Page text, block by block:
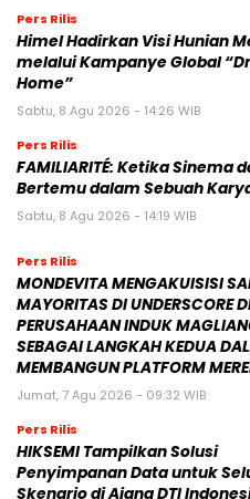
Pers Rilis
Himel Hadirkan Visi Hunian
melalui Kampanye Global
Home”
Sabtu, 8 Agu 2026 - 14:26 WIB
Pers Rilis
FAMILIARITÉ: Ketika Sinema
Bertemu dalam Sebuah
Sabtu, 8 Agu 2026 - 14:19 WIB
Pers Rilis
MONDEVITA MENGAKUISISI
MAYORITAS DI UNDERSCORE
PERUSAHAAN INDUK
SEBAGAI LANGKAH KEDUA
MEMBANGUN PLATFORM
Jumat, 7 Agu 2026 - 09:32 WIB
Pers Rilis
HIKSEMI Tampilkan Solusi
Penyimpanan Data untuk
Skenario di Ajang DTI